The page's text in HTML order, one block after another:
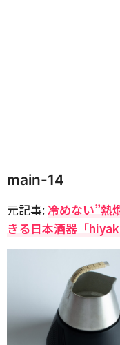
main-14
元記事:冷めない”熱
きる日本酒器「